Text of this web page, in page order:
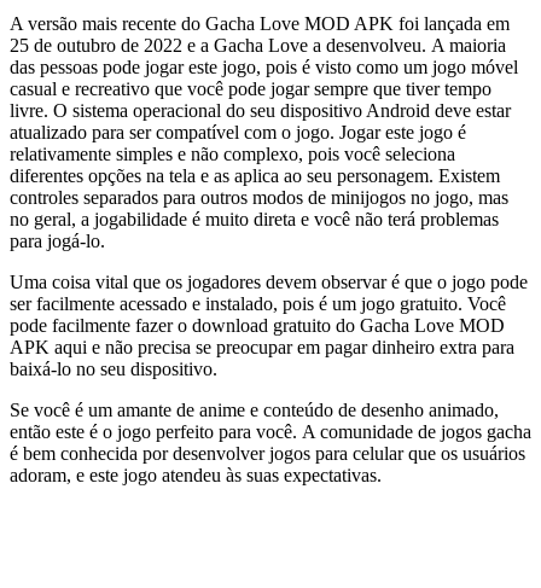
A versão mais recente do Gacha Love MOD APK foi lançada em
25 de outubro de 2022 e a Gacha Love a desenvolveu. A maioria
das pessoas pode jogar este jogo, pois é visto como um jogo móvel
casual e recreativo que você pode jogar sempre que tiver tempo
livre. O sistema operacional do seu dispositivo Android deve estar
atualizado para ser compatível com o jogo. Jogar este jogo é
relativamente simples e não complexo, pois você seleciona
diferentes opções na tela e as aplica ao seu personagem. Existem
controles separados para outros modos de minijogos no jogo, mas
no geral, a jogabilidade é muito direta e você não terá problemas
para jogá-lo.
Uma coisa vital que os jogadores devem observar é que o jogo pode
ser facilmente acessado e instalado, pois é um jogo gratuito. Você
pode facilmente fazer o download gratuito do Gacha Love MOD
APK aqui e não precisa se preocupar em pagar dinheiro extra para
baixá-lo no seu dispositivo.
Se você é um amante de anime e conteúdo de desenho animado,
então este é o jogo perfeito para você. A comunidade de jogos gacha
é bem conhecida por desenvolver jogos para celular que os usuários
adoram, e este jogo atendeu às suas expectativas.